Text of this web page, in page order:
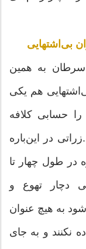
بی‌اشتهایی
به همین
هم یكی
حسابی كلافه
در این‌باره
در طول چهار تا
دچار تهوع و
به هیچ عنوان
نكنند و به جای